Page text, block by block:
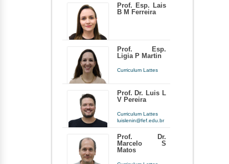
jmpintoneto@gmail.com
Docente há 36 anos e 1 mês
Prof. Esp. Lais
B M Ferreira
lais.ferreira@unifef.edu.br
Docente há 4 meses
Prof. Esp.
Ligia P Martin
Curriculum Lattes
ligiapezatti@gmail.com
Docente há 2 anos
Prof. Dr. Luis L
V Pereira
Curriculum Lattes
luislenin@fef.edu.br
Docente há 2 anos
Prof. Dr.
Marcelo S
Matos